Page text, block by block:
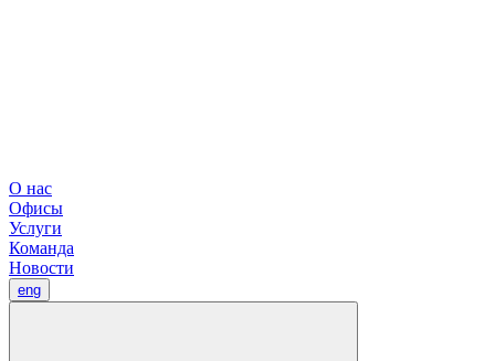
О нас
Офисы
Услуги
Команда
Новости
eng